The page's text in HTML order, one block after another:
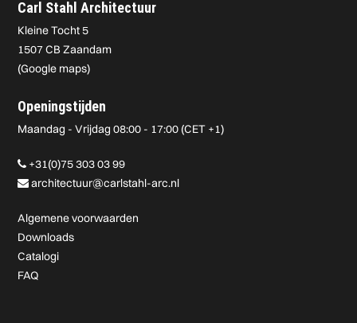
Carl Stahl Architectuur
Kleine Tocht 5
1507 CB Zaandam
(Google maps)
Openingstijden
Maandag - Vrijdag 08:00 - 17:00 (CET +1)
+31(0)75 303 03 99
architectuur@carlstahl-arc.nl
Algemene voorwaarden
Downloads
Catalogi
FAQ